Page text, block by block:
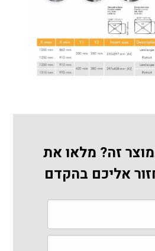
זה? מלאו את
אליכם בהקדם